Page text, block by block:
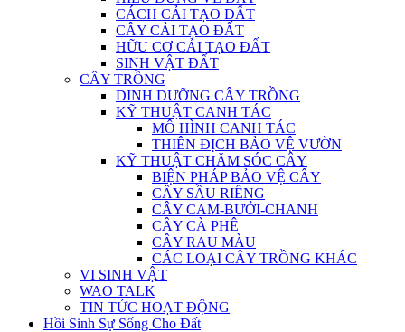
CÁCH CẢI TẠO ĐẤT
CÂY CẢI TẠO ĐẤT
HỮU CƠ CẢI TẠO ĐẤT
SINH VẬT ĐẤT
CÂY TRỒNG
DINH DƯỠNG CÂY TRỒNG
KỸ THUẬT CANH TÁC
MÔ HÌNH CANH TÁC
THIÊN ĐỊCH BẢO VỆ VƯỜN
KỸ THUẬT CHĂM SÓC CÂY
BIỆN PHÁP BẢO VỆ CÂY
CÂY SẦU RIÊNG
CÂY CAM-BƯỞI-CHANH
CÂY CÀ PHÊ
CÂY RAU MÀU
CÁC LOẠI CÂY TRỒNG KHÁC
VI SINH VẬT
WAO TALK
TIN TỨC HOẠT ĐỘNG
Hồi Sinh Sự Sống Cho Đất